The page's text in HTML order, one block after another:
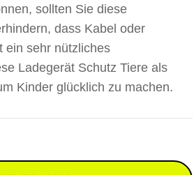
sollten Sie diese
dass Kabel oder
ein sehr nützliches
Ladegerät Schutz Tiere als
Kinder glücklich zu machen.